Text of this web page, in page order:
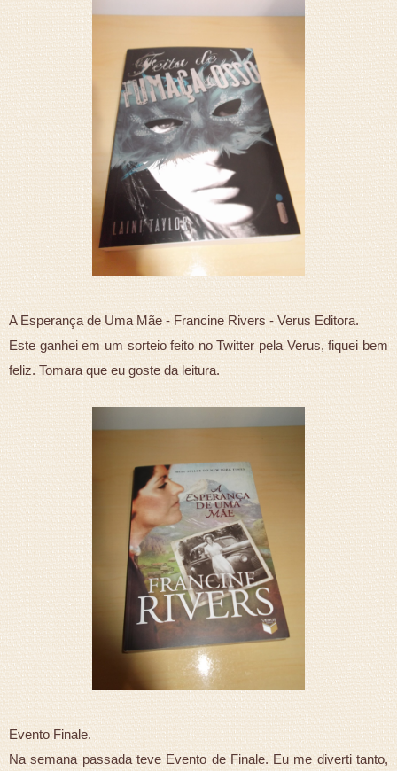
A Esperança de Uma Mãe - Francine Rivers - Verus Editora.
Este ganhei em um sorteio feito no Twitter pela Verus, fiquei bem
feliz. Tomara que eu goste da leitura.
Evento Finale.
Na semana passada teve Evento de Finale. Eu me diverti tanto,